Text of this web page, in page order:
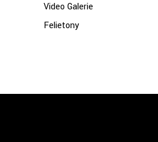
Video Galerie
Felietony